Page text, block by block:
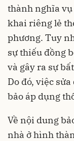
thành nghĩa
khai riêng lẻ
phương. Tuy
sự thiếu đồng
và gây ra sự
Do đó, việc
bảo áp dụng
Về nội dung
nhà ở hình